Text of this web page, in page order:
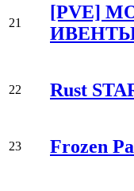
21
[PVE]
ИВЕНТЫ
22 Rust
23 Frozen